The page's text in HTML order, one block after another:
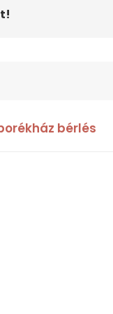
bérlés